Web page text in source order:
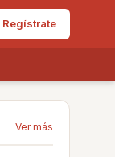
Regístrate
Ver más